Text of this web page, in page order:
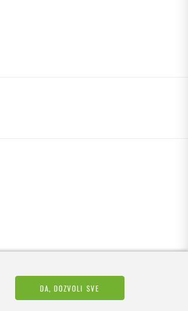
DA, DOZVOLI SVE